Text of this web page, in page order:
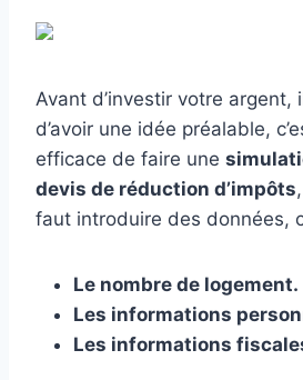
Avant d’investir votre argent,
d’avoir une idée préalable,
efficace de faire une
devis de réduction d’impôts
faut introduire des données,
Le nombre de logement.
Les informations
Les informations